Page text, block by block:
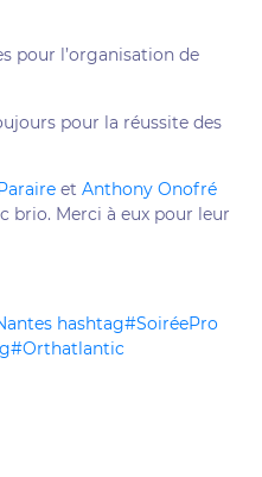
pour l’organisation de
pour la réussite des
etAnthony Onofré
brio. Merci à eux pour leur
hashtag#SoiréePro
#Orthatlantic